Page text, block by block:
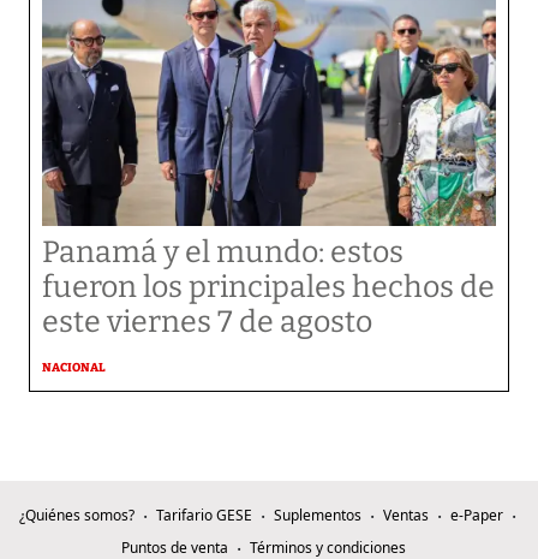
Panamá y el mundo: estos
fueron los principales hechos de
este viernes 7 de agosto
NACIONAL
¿Quiénes somos? Tarifario GESE Suplementos Ventas
e-Paper
Puntos de venta
Términos y condiciones